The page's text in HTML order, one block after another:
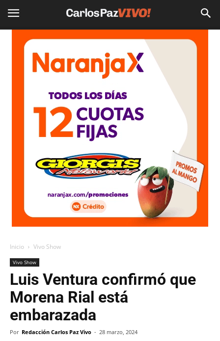
Inicio Vivo Show
Vivo Show
Luis Ventura confirmó que
Morena Rial está
embarazada
Por Redacción Carlos Paz Vivo - 28 marzo, 2024